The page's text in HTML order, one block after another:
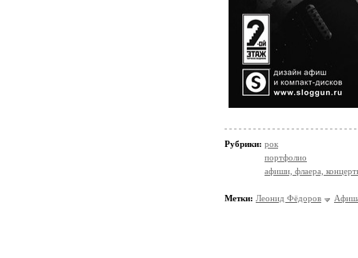
Рубрики: рок
портфолио
афиши, флаера,
Метки: Леонид Фёдоров